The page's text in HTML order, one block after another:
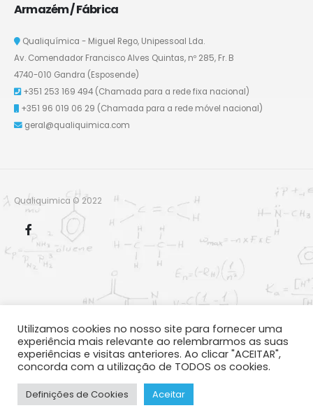
Armazém / Fábrica
Qualiquímica - Miguel Rego, Unipessoal Lda.
Av. Comendador Francisco Alves Quintas, nº 285, Fr. B
4740-010 Gandra (Esposende)
+351 253 169 494 (Chamada para a rede fixa nacional)
+351 96 019 06 29 (Chamada para a rede móvel nacional)
geral@qualiquimica.com
Qualiquimica © 2022
Utilizamos cookies no nosso site para fornecer uma
experiência mais relevante ao relembrarmos as suas
experiências e visitas anteriores. Ao clicar "ACEITAR",
concorda com a utilização de TODOS os cookies.
Definições de Cookies Aceitar